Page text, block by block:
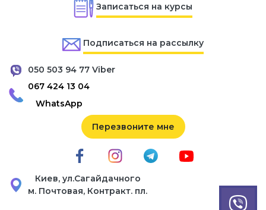
Записаться на курсы
Подписаться на рассылку
050 503 94 77 Viber
067 424 13 04
WhatsApp
Перезвоните мне
Киев, ул.Сагайдачного
м. Почтовая, Контракт. пл.